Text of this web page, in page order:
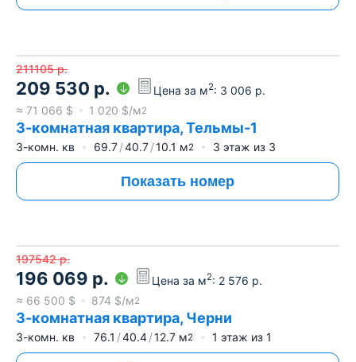
211105 р.
209 530 р. Цена за м2: 3 006 р.
≈ 71 066 $ 1 020 $/м2
3-комнатная квартира, Тельмы-1
3-комн. кв 69.7 40.7 10.1 м2 3 этаж из 3
Показать номер
197542 р.
196 069 р. Цена за м2: 2 576 р.
≈ 66 500 $ 874 $/м2
3-комнатная квартира, Черни
3-комн. кв 76.1 40.4 12.7 м2 1 этаж из 1